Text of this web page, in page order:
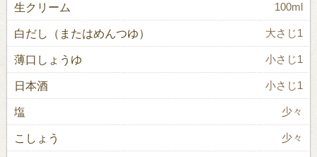
生クリーム 100ml
白だし（またはめんつゆ） 大さじ1
薄口しょうゆ 小さじ1
日本酒 小さじ1
塩 少々
こしょう 少々